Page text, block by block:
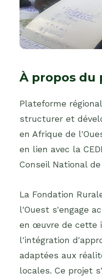
À propos du
Plateforme
structurer et
en Afrique de
en lien avec la
Conseil National
La Fondation
l'Ouest s'engage
en œuvre de cette
l'intégration
adaptées aux
locales. Ce projet